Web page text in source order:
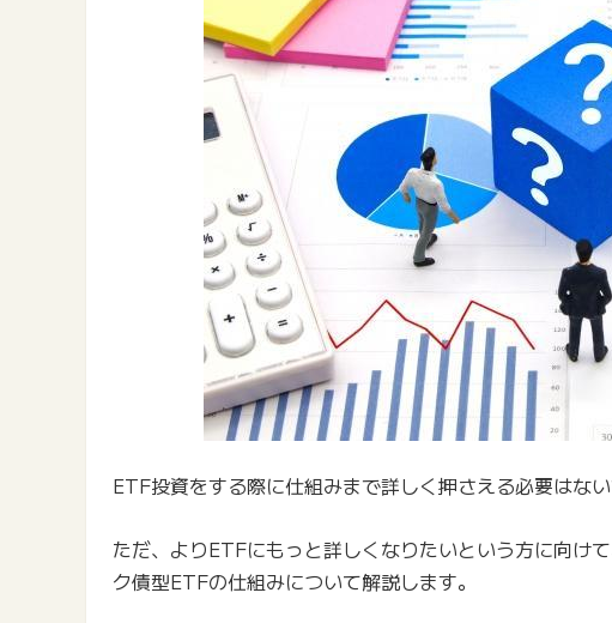
ETF投資をする際に仕組みまで詳しく押さえる必要はない
ただ、よりETFにもっと詳しくなりたいという方に向け
ク債型ETFの仕組みについて解説します。